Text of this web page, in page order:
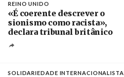
REINO UNIDO
«É coerente descrever o
sionismo como racista»,
declara tribunal britânico
SOLIDARIEDADE INTERNACIONALISTA